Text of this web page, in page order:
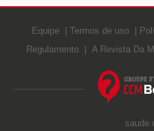
Equipe Termos de uso
Regulamento
A Revista Da